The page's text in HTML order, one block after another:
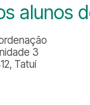
alunos
3
Tatuí